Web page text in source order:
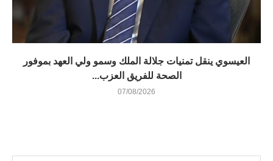
العيسوي ينقل تمنيات جلالة الملك وسمو ولي العهد بموفور
الصحة للفريق العزب...
07/08/2026